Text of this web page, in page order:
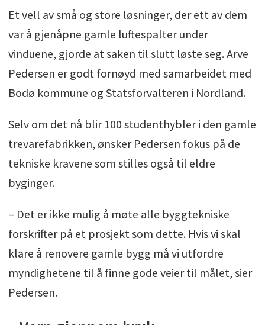
Et vell av små og store løsninger, der ett av dem
var å gjenåpne gamle luftespalter under
vinduene, gjorde at saken til slutt løste seg. Arve
Pedersen er godt fornøyd med samarbeidet med
Bodø kommune og Statsforvalteren i Nordland.
Selv om det nå blir 100 studenthybler i den gamle
trevarefabrikken, ønsker Pedersen fokus på de
tekniske kravene som stilles også til eldre
byginger.
– Det er ikke mulig å møte alle byggtekniske
forskrifter på et prosjekt som dette. Hvis vi skal
klare å renovere gamle bygg må vi utfordre
myndighetene til å finne gode veier til målet, sier
Pedersen.